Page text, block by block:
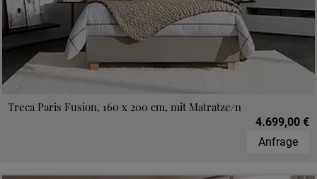
Treca Paris Fusion, 160 x 200 cm, mit Matratze/n
4.699,00 €
Anfrage